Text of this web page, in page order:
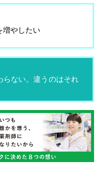
増やしたい
らない。違うのはそれ